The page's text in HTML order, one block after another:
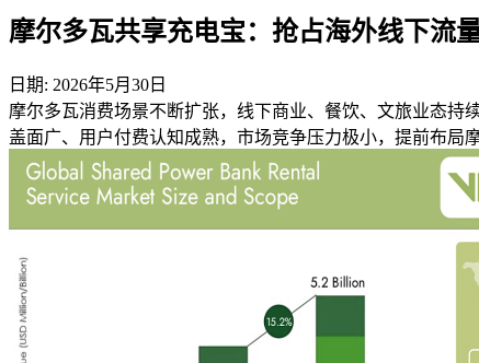
摩尔多瓦共享充电宝：抢占海外线下流
日期: 2026年5月30日
摩尔多瓦消费场景不断扩张，线下商业、餐饮、文旅业态
盖面广、用户付费认知成熟，市场竞争压力极小，提前布局